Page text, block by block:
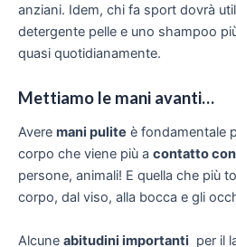
anziani. Idem, chi fa sport dovrà
detergente pelle e uno shampoo
quasi quotidianamente.
Mettiamo le mani avanti…
Avere mani pulite è fondamentale
corpo che viene più a contatto con
persone, animali! E quella che più
corpo, dal viso, alla bocca e gli
Alcune abitudini importanti per il